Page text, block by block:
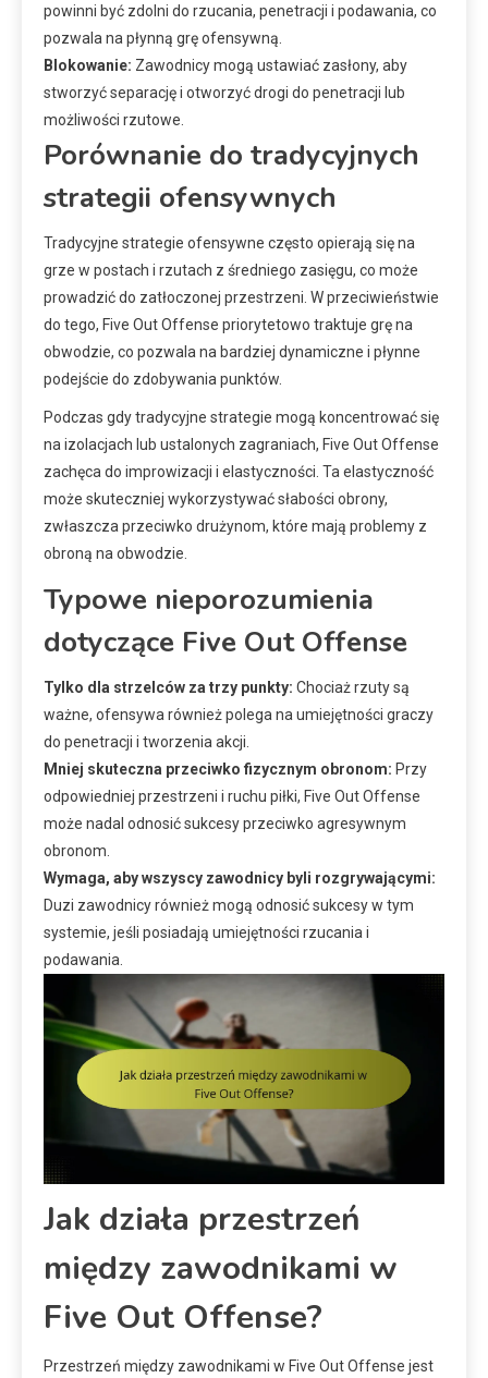
powinni być zdolni do rzucania, penetracji i podawania, co
pozwala na płynną grę ofensywną.
Blokowanie: Zawodnicy mogą ustawiać zasłony, aby
stworzyć separację i otworzyć drogi do penetracji lub
możliwości rzutowe.
Porównanie do tradycyjnych
strategii ofensywnych
Tradycyjne strategie ofensywne często opierają się na
grze w postach i rzutach z średniego zasięgu, co może
prowadzić do zatłoczonej przestrzeni. W przeciwieństwie
do tego, Five Out Offense priorytetowo traktuje grę na
obwodzie, co pozwala na bardziej dynamiczne i płynne
podejście do zdobywania punktów.
Podczas gdy tradycyjne strategie mogą koncentrować się
na izolacjach lub ustalonych zagraniach, Five Out Offense
zachęca do improwizacji i elastyczności. Ta elastyczność
może skuteczniej wykorzystywać słabości obrony,
zwłaszcza przeciwko drużynom, które mają problemy z
obroną na obwodzie.
Typowe nieporozumienia
dotyczące Five Out Offense
Tylko dla strzelców za trzy punkty: Chociaż rzuty są
ważne, ofensywa również polega na umiejętności graczy
do penetracji i tworzenia akcji.
Mniej skuteczna przeciwko fizycznym obronom: Przy
odpowiedniej przestrzeni i ruchu piłki, Five Out Offense
może nadal odnosić sukcesy przeciwko agresywnym
obronom.
Wymaga, aby wszyscy zawodnicy byli rozgrywającymi:
Duzi zawodnicy również mogą odnosić sukcesy w tym
systemie, jeśli posiadają umiejętności rzucania i
podawania.
Jak działa przestrzeń
między zawodnikami w
Five Out Offense?
Przestrzeń między zawodnikami w Five Out Offense jest